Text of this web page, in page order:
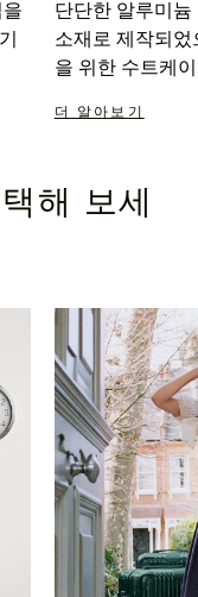
단단한 알루미
소재로 제작되
을 위한 수트케
더 알아보기
해 보세